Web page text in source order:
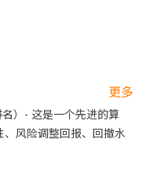
更多
）- 这是一个先进的算
风险调整回报、回撤水